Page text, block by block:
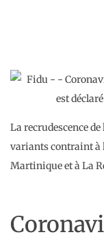
La recrudescence
variants contraint à
Martinique et à La